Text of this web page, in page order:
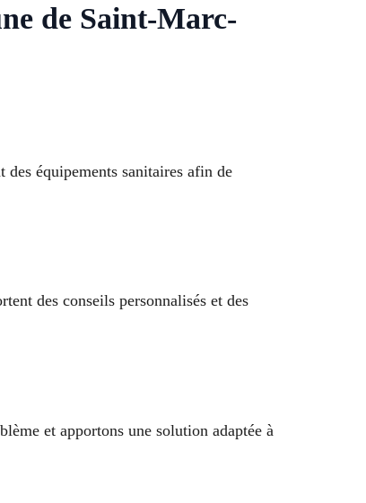
de Saint-Marc-
équipements sanitaires afin de
des conseils personnalisés et des
et apportons une solution adaptée à